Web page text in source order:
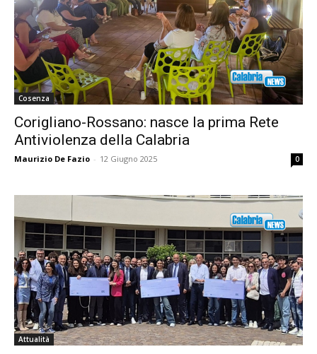
Cosenza
Corigliano-Rossano: nasce la prima Rete
Antiviolenza della Calabria
Maurizio De Fazio - 12 Giugno 2025 0
Attualità